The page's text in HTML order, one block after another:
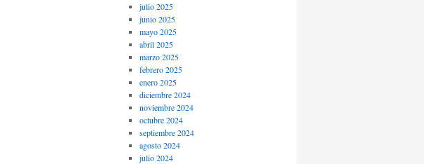
julio 2025
junio 2025
mayo 2025
abril 2025
marzo 2025
febrero 2025
enero 2025
diciembre 2024
noviembre 2024
octubre 2024
septiembre 2024
agosto 2024
julio 2024